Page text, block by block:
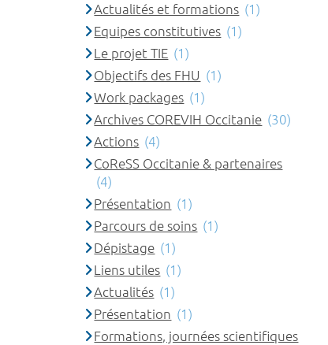
Actualités et formations (1)
Equipes constitutives (1)
Le projet TIE (1)
Objectifs des FHU (1)
Work packages (1)
Archives COREVIH Occitanie (30)
Actions (4)
CoReSS Occitanie & partenaires
(4)
Présentation (1)
Parcours de soins (1)
Dépistage (1)
Liens utiles (1)
Actualités (1)
Présentation (1)
Formations, journées scientifiques